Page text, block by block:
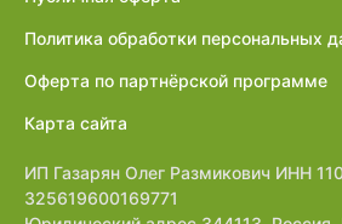
Политика обработки персональных
Оферта по партнёрской программе
Карта сайта
ИП Газарян Олег Размикович ИНН
325619600169771